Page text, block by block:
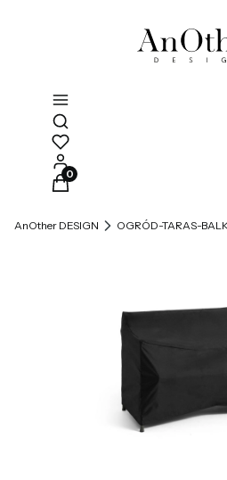
Otwórz wyszukiwarkę
Produkty w koszyku: 0.
AnOther DESIGN OGRÓD-TARAS-